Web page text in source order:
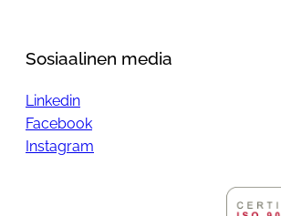
Sosiaalinen media
Linkedin
Facebook
Instagram